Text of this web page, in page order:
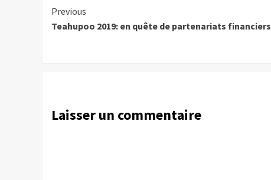
Continue
Reading
Previous
Teahupoo 2019: en quête de partenariats financiers
Laisser un commentaire